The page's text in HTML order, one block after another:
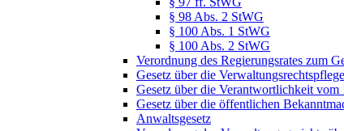
§ 98 Abs. 2 StWG
§ 100 Abs. 1 StWG
§ 100 Abs. 2 StWG
Verordnung des Regierungsrates zum
Gesetz über die
Gesetz über die Verantwortlichkeit vom
Gesetz über die öffentlichen
Anwaltsgesetz